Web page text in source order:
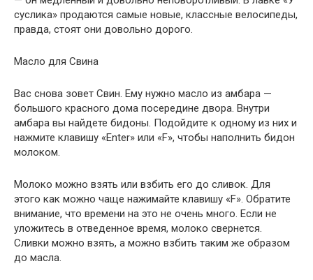
суслика» продаются самые новые, классные велосипеды,
правда, стоят они довольно дорого.
Масло для Свина
Вас снова зовет Свин. Ему нужно масло из амбара —
большого красного дома посередине двора. Внутри
амбара вы найдете бидоны. Подойдите к одному из них и
нажмите клавишу «Enter» или «F», чтобы наполнить бидон
молоком.
Молоко можно взять или взбить его до сливок. Для
этого как можно чаще нажимайте клавишу «F». Обратите
внимание, что времени на это не очень много. Если не
уложитесь в отведенное время, молоко свернется.
Сливки можно взять, а можно взбить таким же образом
до масла.